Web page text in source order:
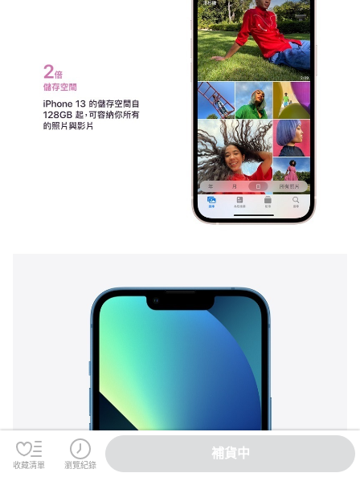
收藏清單 瀏覽紀錄
補貨中